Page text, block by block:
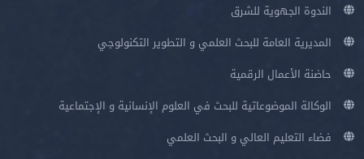
الندوة الجهوية للشرق
المديرية العامة للبحث العلمي و التطوير التكنولوجي
حاضنة الأعمال الرقمية
الوكالة الموضوعاتية للبحث في العلوم الإنسانية و الإجتماعية
فضاء التعليم العالي و البحث العلمي